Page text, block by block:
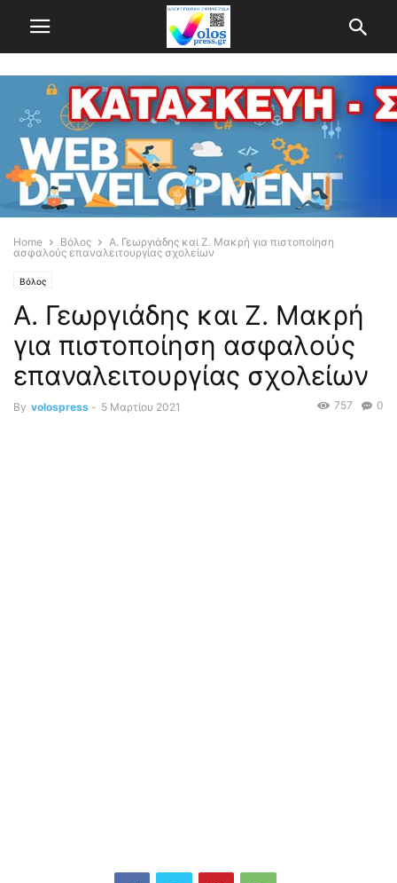
Home Βόλος
Α. Γεωργιάδης και Z. Μακρή για πιστοποίηση
ασφαλούς επαναλειτουργίας σχολείων
Βόλος
Α. Γεωργιάδης και Z. Μακρή
για πιστοποίηση ασφαλούς
επαναλειτουργίας σχολείων
By volospress - 5 Μαρτίου 2021 0
757